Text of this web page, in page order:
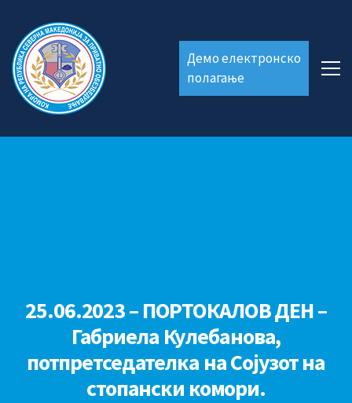
Демо електронско
полагање
25.06.2023 – ПОРТОКАЛОВ ДЕН –
Габриела Кулебанова,
потпретседателка на Сојузот на
стопански комори.